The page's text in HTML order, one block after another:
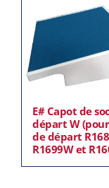
E# Capot de
départ W
de départ
R1699W et